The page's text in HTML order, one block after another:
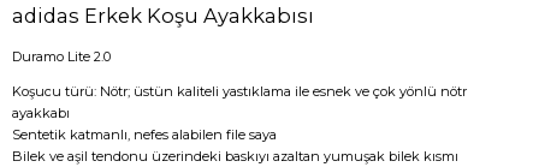
adidas Erkek Koşu Ayakkabısı
Duramo Lite 2.0
Koşucu türü: Nötr; üstün kaliteli yastıklama ile esnek ve çok yönlü nötr
ayakkabı
Sentetik katmanlı, nefes alabilen file saya
Bilek ve aşil tendonu üzerindeki baskıyı azaltan yumuşak bilek kısmı